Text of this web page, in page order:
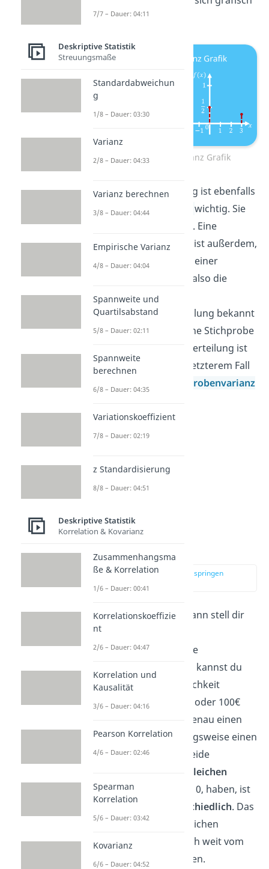
am besten verdeutlichen.
Unterschiedliche Varianz Grafik
In diesem Zusammenhang ist ebenfalls
Standardabweichung wichtig. Sie
ist die Wurzel der Varianz. Eine
wichtige Unterscheidung ist außerdem,
ob es sich um die Varianz einer
Zufallsvariablen handelt (also die
entsprechenden
Wahrscheinlichkeitsverteilung bekannt
ist) oder ob es sich um eine Stichprobe
(die Wahrscheinlichkeitsverteilung ist
unbekannt) handelt. Bei letzterem Fall
Stichprobenvarianz
Varianz Beispiel
zur Stelle im Video springen
Das ist dir zu abstrakt? Dann stell dir
folgendes
Du hast zwei verschiedene
Glücksspiele: Beim Ersten kannst du
mit gleicher Wahrscheinlichkeit
entweder 100€ gewinnen oder 100€
verlieren, beim Zweiten genau einen
Euro gewinnen, beziehungsweise einen
Euro verlieren. Obwohl beide
gleichen
Erwartungswert
, nämlich 0, haben, ist
ihreVarianzganz unterschiedlich. Das
liegt daran, dass die möglichen
Ergebnisse unterschiedlich weit vom
Erwartungswert weg liegen.
7/7 – Dauer: 04:11
Deskriptive Statistik
Streuungsmaße
Standardabweichun
g
1/8 – Dauer: 03:30
Varianz
2/8 – Dauer: 04:33
Varianz berechnen
3/8 – Dauer: 04:44
Empirische Varianz
4/8 – Dauer: 04:04
Spannweite und
Quartilsabstand
5/8 – Dauer: 02:11
Spannweite
berechnen
6/8 – Dauer: 04:35
Variationskoeffizient
7/8 – Dauer: 02:19
z Standardisierung
8/8 – Dauer: 04:51
Deskriptive Statistik
Korrelation & Kovarianz
Zusammenhangsma
ße & Korrelation
1/6 – Dauer: 00:41
Korrelationskoeffizie
nt
2/6 – Dauer: 04:47
Korrelation und
Kausalität
3/6 – Dauer: 04:16
Pearson Korrelation
4/6 – Dauer: 02:46
Spearman
Korrelation
5/6 – Dauer: 03:42
Kovarianz
6/6 – Dauer: 04:52